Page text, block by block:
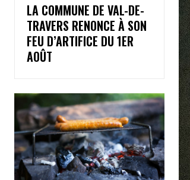
LA COMMUNE DE VAL-DE-
TRAVERS RENONCE À SON
FEU D’ARTIFICE DU 1ER
AOÛT